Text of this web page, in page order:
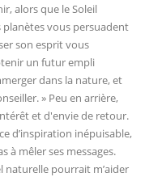
alors que le Soleil
planètes vous persuadent
son esprit vous
un futur empli
dans la nature, et
» Peu en arrière,
et d'envie de retour.
d’inspiration inépuisable,
à mêler ses messages.
naturelle pourrait m’aider